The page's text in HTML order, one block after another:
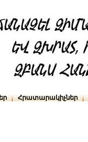
Հրատարակիչներ